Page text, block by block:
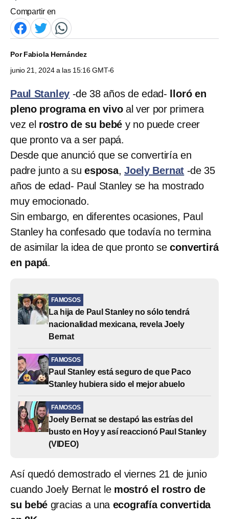
Compartir en
PorFabiola Hernández
junio 21, 2024 a las 15:16 GMT-6
Paul Stanley -de 38 años de edad-
lloró en
pleno programa en vivoal ver por primera
vez el rostro de su bebé y no puede creer
que pronto va a ser papá.
Desde que anunció que se convertiría en
padre junto a suesposa, Joely Bernat -de 35
años de edad- Paul Stanley se ha mostrado
muy emocionado.
Sin embargo, en diferentes ocasiones, Paul
Stanley ha confesado que todavía no termina
de asimilar la idea de que pronto seconvertirá
en papá.
FAMOSOS
La hija de Paul Stanley no sólo tendrá
nacionalidad mexicana, revela Joely
Bernat
FAMOSOS
Paul Stanley está seguro de que Paco
Stanley hubiera sido el mejor abuelo
FAMOSOS
Joely Bernat se destapó las estrías del
busto en Hoy y así reaccionó Paul Stanley
(VIDEO)
Así quedó demostrado el viernes 21 de junio
cuando Joely Bernat le mostró el rostro de
su bebé gracias a una ecografía convertida